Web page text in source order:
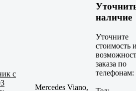
с
Mercedes Viano,
наличие
Уточните
стоимость
заказа по
телефонам: